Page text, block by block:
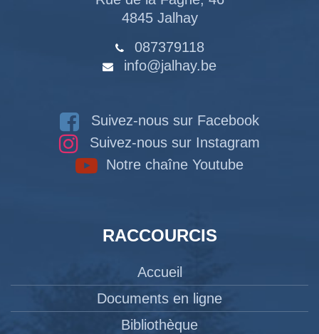
4845 Jalhay
087379118
info@jalhay.be
Suivez-nous sur Facebook
Suivez-nous sur Instagram
Notre chaîne Youtube
RACCOURCIS
Accueil
Documents en ligne
Bibliothèque